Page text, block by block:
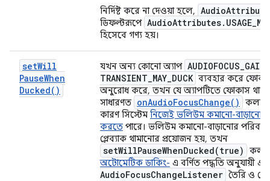
নির্দিষ্ট করে না দেওয়া হলে,
ডিফল্টরূপে
হিসেবে গণ্য হয়।
setWill
PauseWhen
Ducked( )
যখন অন্য কোনো অ্যাপ AUDIOFOCUS_GAIN
TRANSIENT_MAY_DUCK ব্যবহার করে
অনুরোধ করে, তখন যে অ্যাপটিতে ফোকাস থাকে
সাধারণত onAudioFocusChange( )
কারণ সিস্টেম নিজেই ভলিউম কমানো-বাড়ানোর
করতে পারে। ভলিউম কমানো-বাড়ানোর
প্লেব্যাক থামানোর প্রয়োজন হয়, তখন
setWillPauseWhenDucked(true)
কল
অটোমেটিক ডাকিং- এ বর্ণিত পদ্ধতি অনুযায়ী
AudioFocusChangeListener তৈরি ও